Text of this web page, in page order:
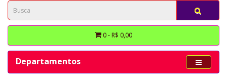
0 - R$ 0,00
Departamentos